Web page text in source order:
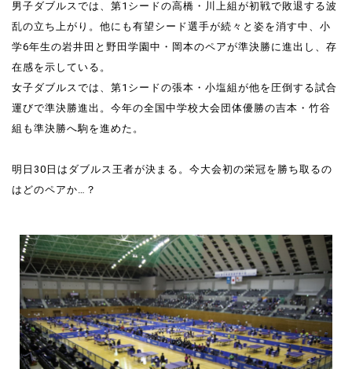
男子ダブルスでは、第1シードの高橋・川上組が初戦で敗退する波
乱の立ち上がり。他にも有望シード選手が続々と姿を消す中、小
学6年生の岩井田と野田学園中・岡本のペアが準決勝に進出し、存
在感を示している。
女子ダブルスでは、第1シードの張本・小塩組が他を圧倒する試合
運びで準決勝進出。今年の全国中学校大会団体優勝の吉本・竹谷
組も準決勝へ駒を進めた。
明日30日はダブルス王者が決まる。今大会初の栄冠を勝ち取るの
はどのペアか…？